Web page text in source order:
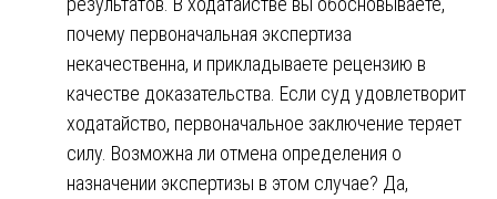
почему первоначальная экспертиза
некачественна, и прикладываете рецензию в
качестве доказательства. Если суд удовлетворит
ходатайство, первоначальное заключение теряет
силу. Возможна ли отмена определения о
назначении экспертизы в этом случае? Да,